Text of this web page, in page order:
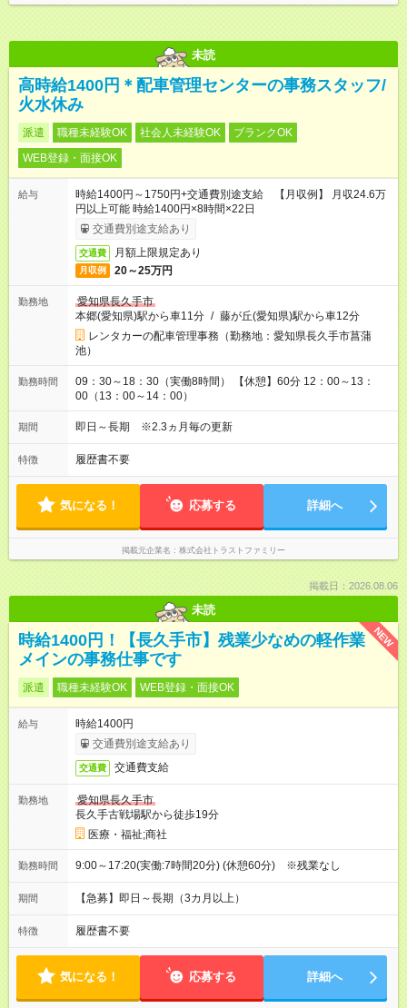
未読
高時給1400円＊配車管理センターの事務スタッフ/
火水休み
派遣 職種未経験OK 社会人未経験OK
ブランクOK
WEB登録・面接OK
給与
時給1400円～1750円+交通費別途支給 【月収例】 月収24.6万
円以上可能 時給1400円×8時間×22日
交通費別途支給あり
交通費 月額上限規定あり
月収例 20～25万円
勤務地
愛知県長久手市
本郷(愛知県)駅から車11分 / 藤が丘(愛知県)駅から車12分
レンタカーの配車管理事務（勤務地：愛知県長久手市菖蒲
池）
勤務時間
09：30～18：30（実働8時間） 【休憩】60分 12：00～13：
00（13：00～14：00）
期間 即日～長期 ※2.3ヵ月毎の更新
特徴 履歴書不要
気になる！ 応募する 詳細へ
掲載元企業名 株式会社トラストファミリー
掲載日：2026.08.06
未読
NEW
時給1400円！【長久手市】残業少なめの軽作業
メインの事務仕事です
派遣 職種未経験OK WEB登録・面接OK
給与
時給1400円
交通費別途支給あり
交通費 交通費支給
勤務地
愛知県長久手市
長久手古戦場駅から徒歩19分
医療・福祉;商社
勤務時間 9:00～17:20(実働:7時間20分) (休憩60分) ※残業なし
期間 【急募】即日～長期（3カ月以上）
特徴 履歴書不要
気になる！ 応募する 詳細へ